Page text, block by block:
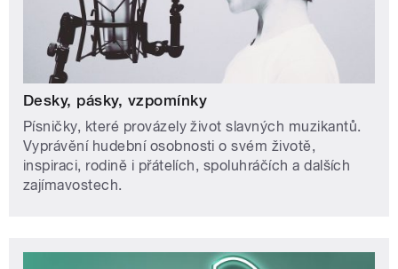
Desky, pásky, vzpomínky
Písničky, které provázely život slavných muzikantů.
Vyprávění hudební osobnosti o svém životě,
inspiraci, rodině i přátelích, spoluhráčích a dalších
zajímavostech.